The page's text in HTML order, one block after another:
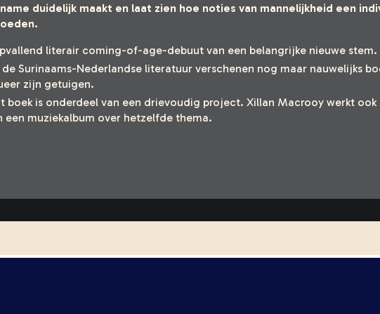
duidelijk maakt en laat zien hoe noties van mannelijkheid een
literair coming-of-age-debuut van een belangrijke nieuwe stem.
de Surinaams-Nederlandse literatuur verschenen nog maar nauwelijks
zijn getuigen.
boek is onderdeel van een drievoudig project. Xillan Macrooy werkt
een muziekalbum over hetzelfde thema.